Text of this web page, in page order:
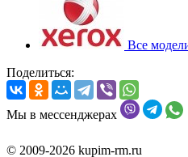
Все
Поделиться:
Мы в мессенджерах
© 2009-2026 kupim-rm.ru